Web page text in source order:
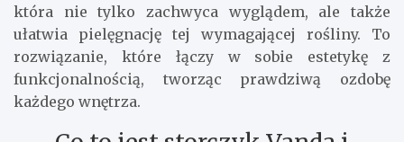
która nie tylko zachwyca wyglądem, ale także
ułatwia pielęgnację tej wymagającej rośliny. To
rozwiązanie, które łączy w sobie estetykę z
funkcjonalnością, tworząc prawdziwą ozdobę
każdego wnętrza.